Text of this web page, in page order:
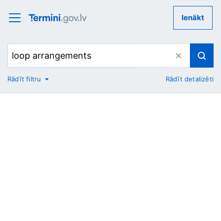
Ienākt
No
Rādīt filtru Rādīt detalizēti